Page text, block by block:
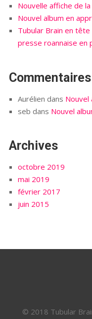
Nouvelle affiche de
Nouvel album en
Tubular Brain en tête
presse roannaise en
Aurélien dans Nouvel
seb dans Nouvel
Archives
octobre 2019
mai 2019
février 2017
juin 2015
© 2018 Tubular